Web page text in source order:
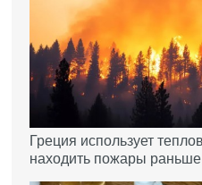
Греция использует
находить пожары